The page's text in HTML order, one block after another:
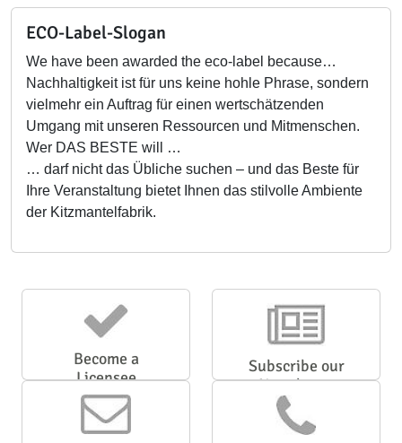
ECO-Label-Slogan
We have been awarded the eco-label because…
Nachhaltigkeit ist für uns keine hohle Phrase, sondern
vielmehr ein Auftrag für einen wertschätzenden
Umgang mit unseren Ressourcen und Mitmenschen.
Wer DAS BESTE will …
… darf nicht das Übliche suchen – und das Beste für
Ihre Veranstaltung bietet Ihnen das stilvolle Ambiente
der Kitzmantelfabrik.
Become a
Licensee
Subscribe our
Newsletter